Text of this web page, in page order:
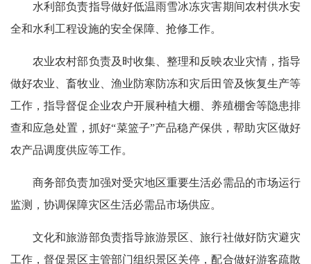
水利部负责指导做好低温雨雪冰冻灾害期间农村供水安
全和水利工程设施的安全保障、抢修工作。
农业农村部负责及时收集、整理和反映农业灾情，指导
做好农业、畜牧业、渔业防寒防冻和灾后田管及恢复生产等
工作，指导督促企业农户开展种植大棚、养殖棚舍等隐患排
查和应急处置，抓好“菜篮子”产品稳产保供，帮助灾区做好
农产品调度供应等工作。
商务部负责加强对受灾地区重要生活必需品的市场运行
监测，协调保障灾区生活必需品市场供应。
文化和旅游部负责指导旅游景区、旅行社做好防灾避灾
工作，督促景区主管部门组织景区关停，配合做好游客疏散